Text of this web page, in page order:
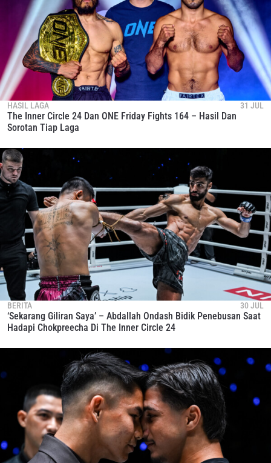
HASIL LAGA 31 JUL
The Inner Circle 24 Dan ONE Friday Fights 164 – Hasil Dan
Sorotan Tiap Laga
BERITA 30 JUL
‘Sekarang Giliran Saya’ – Abdallah Ondash Bidik Penebusan Saat
Hadapi Chokpreecha Di The Inner Circle 24